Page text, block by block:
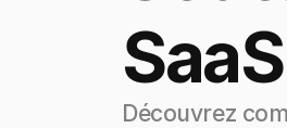
Découvrez